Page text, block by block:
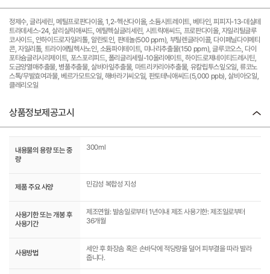
정제수, 글리세린, 메틸프로판다이올, 1,2-헥산다이올, 소듐시트레이트, 베타인, 피피지-13-데실테
트라데세스-24, 살리실릭애씨드, 에틸헥실글리세린, 시트릭애씨드, 프로판다이올, 자일리틸글루
코사이드, 안하이드로자일리톨, 알란토인, 판테놀(500 ppm), 부틸렌글라이콜, 다이페닐다이메티
콘, 자일리톨, 트라이에틸헥사노인, 소듐파이테이트, 미나리추출물(150 ppm), 글루코오스, 다이
포타슘글리시리제이트, 포스포리피드, 폴리글리세릴-10올리에이트, 하이드로제네이티드레시틴,
도금양열매추출물, 병풀추출물, 살비아잎추출물, 마트리카리아추출물, 유칼립투스잎오일, 류코노
스톡/무발효여과물, 베르가모트오일, 해바라기씨오일, 판토테닉애씨드(5,000 ppb), 살비아오일,
클레리오일
상품정보제공고시
내용물의 용량 또는 중
량
300ml
제품 주요 사양 민감성 복합성 지성
사용기한 또는 개봉 후
사용기간
제조연월: 발송일로부터 1년이내 제조 사용기한: 제조일로부터
36개월
사용방법
세안 후 화장솜 혹은 손바닥에 적당량을 덜어 피부결을 따라 발라
줍니다.